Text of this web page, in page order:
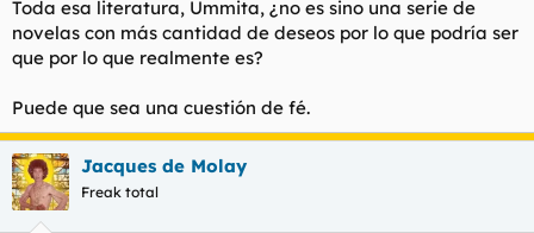
Toda esa literatura, Ummita, ¿no es sino una serie de
novelas con más cantidad de deseos por lo que podría ser
que por lo que realmente es?
Puede que sea una cuestión de fé.
Jacques de Molay
Freak total